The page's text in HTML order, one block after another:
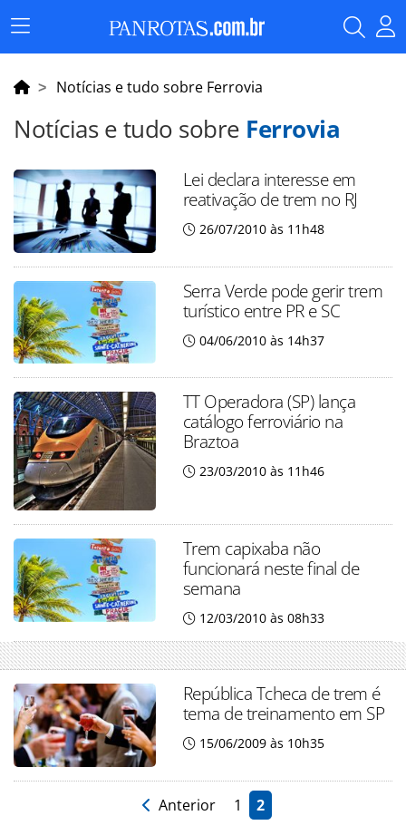
Menu
Principal
Notícias e tudo sobre Ferrovia
Notícias e tudo sobre Ferrovia
Lei declara interesse em
reativação de trem no RJ
26/07/2010 às 11h48
Serra Verde pode gerir trem
turístico entre PR e SC
04/06/2010 às 14h37
TT Operadora (SP) lança
catálogo ferroviário na
Braztoa
23/03/2010 às 11h46
Trem capixaba não
funcionará neste final de
semana
12/03/2010 às 08h33
República Tcheca de trem é
tema de treinamento em SP
15/06/2009 às 10h35
Anterior 1 2